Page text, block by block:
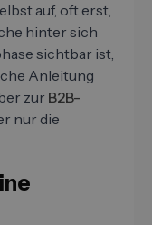
auf, oft erst,
hinter sich
sichtbar ist,
Anleitung
zur B2B-
nur die